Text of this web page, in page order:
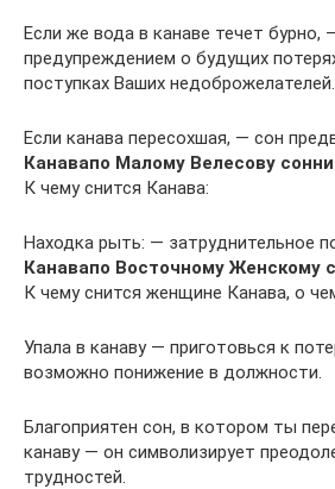
Если же вода в канаве течет бурно,
предупреждением о будущих
поступках Ваших недоброжелателей.
Если канава пересохшая, — сон
Канавапо Малому Велесову
К чему снится Канава:
Находка рыть: — затруднительное
Канавапо Восточному Женскому
К чему снится женщине Канава, о
Упала в канаву — приготовься к
возможно понижение в должности.
Благоприятен сон, в котором ты
канаву — он символизирует
трудностей.